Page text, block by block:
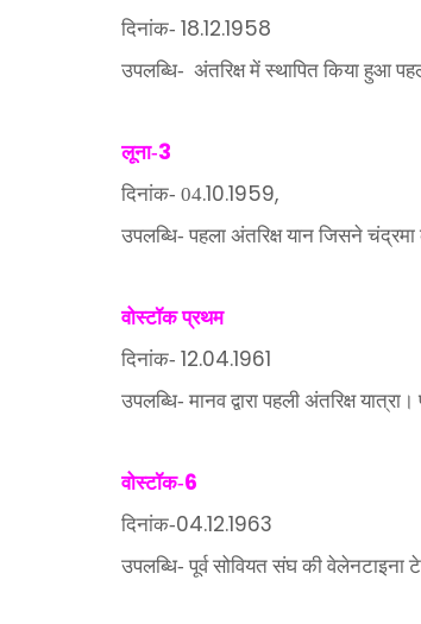
दिनांक- 18.12.1958
उपलब्धि- अंतरिक्ष में स्थापित किया हुआ
लूना-3
दिनांक- 04.10.1959,
उपलब्धि- पहला अंतरिक्ष यान जिसने
वोस्टॉक प्रथम
दिनांक- 12.04.1961
उपलब्धि- मानव द्वारा पहली अंतरिक्ष
वोस्टॉक-6
दिनांक-04.12.1963
उपलब्धि- पूर्व सोवियत संघ की वेलेनटाइना